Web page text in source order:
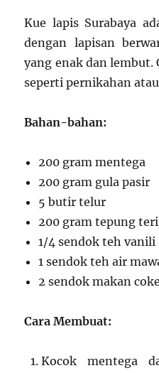
Kue lapis Surabaya
dengan lapisan
yang enak dan lembut.
seperti pernikahan
Bahan-bahan:
200 gram mentega
200 gram gula pasir
5 butir telur
200 gram tepung
1/4 sendok teh vanili
1 sendok teh air
2 sendok makan
Cara Membuat:
Kocok mentega